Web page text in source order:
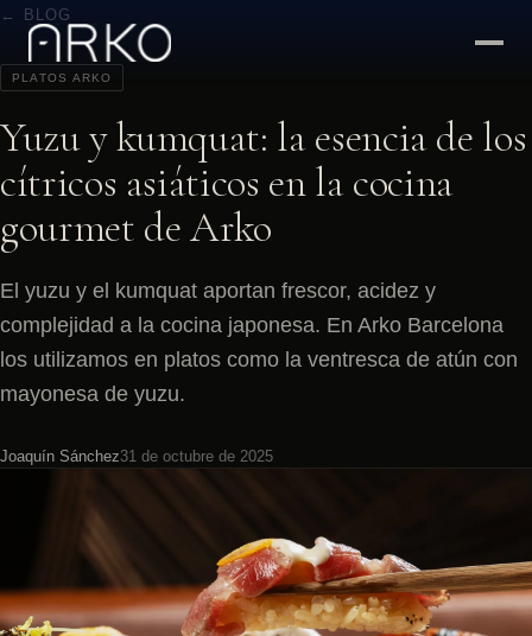
← BLOG
PLATOS ARKO
Yuzu y kumquat: la esencia de los
cítricos asiáticos en la cocina
gourmet de Arko
El yuzu y el kumquat aportan frescor, acidez y
complejidad a la cocina japonesa. En Arko Barcelona
los utilizamos en platos como la ventresca de atún con
mayonesa de yuzu.
Joaquín Sánchez31 de octubre de 2025